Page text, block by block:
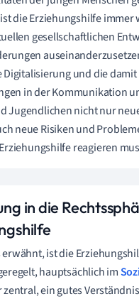
die Erziehungshilfe
gesellschaftlichen
Digitalisierung und die
in der Kommunikation
Jugendlichen nicht nur
neue Risiken und
reagieren
in die
ist die
hauptsächlich im
zentral, ein gutes